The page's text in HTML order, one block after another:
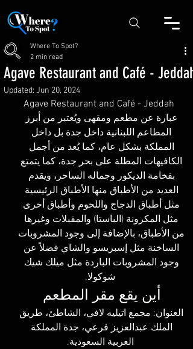
Agave Restaurant and Café - Jeddah
Where To Spot?
2 min read
Updated: Jun 20, 2024
Agave Restaurant and Café - Jeddah
عبارة عن مطعم ومقهى ويُعتبر من أبرز
المطاعم اللبنانية داخل جدة بل داخل
المملكة بشكل عام، كما يُعد من أجمل
الكافيهات المطلة على بحر جدة، كما يتمتع
بفخامة الديكور وجماله الساحر، ويقدم
العديد من الأطباق منها الأطباق الرئيسية
مثل أطباق الدجاج واللحوم وأطباق أخرى
مثل المكرونة (الباستا) والمقبلات وغيرها
من الأطباق، بالإضافة إلى وجود المشروبات
الساخنة مثل إسبريسو والشاي فضلاً عن
وجود المشروبات الباردة مثل ميلك شيك
شوكولا.
أين يقع مقر المطعم
العنوان: مجمع اتيليه لافي، الشاطئ، طريق
الملك عبدالعزيز فرعي، جدة المملكة
العربية السعودية.